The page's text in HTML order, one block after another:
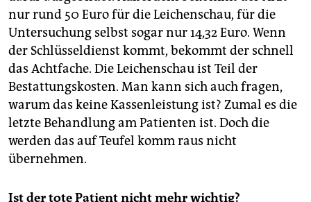
nur rund 50 Euro für die Leichenschau, für die
Untersuchung selbst sogar nur 14,32 Euro. Wenn
der Schlüsseldienst kommt, bekommt der schnell
das Achtfache. Die Leichenschau ist Teil der
Bestattungskosten. Man kann sich auch fragen,
warum das keine Kassenleistung ist? Zumal es die
letzte Behandlung am Patienten ist. Doch die
werden das auf Teufel komm raus nicht
übernehmen.
Ist der tote Patient nicht mehr wichtig?